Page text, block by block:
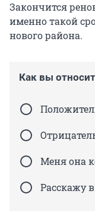
Закончится
именно такой
нового района.
Как вы
Меня она
Расскажу